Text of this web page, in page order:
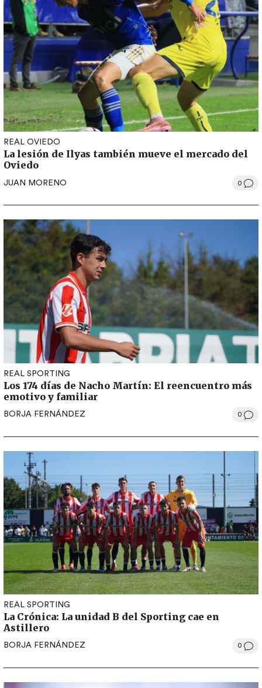
REAL OVIEDO
La lesión de Ilyas también mueve el mercado del
Oviedo
JUAN MORENO 0
REAL SPORTING
Los 174 días de Nacho Martín: El reencuentro más
emotivo y familiar
BORJA FERNÁNDEZ 0
REAL SPORTING
La Crónica: La unidad B del Sporting cae en
Astillero
BORJA FERNÁNDEZ 0